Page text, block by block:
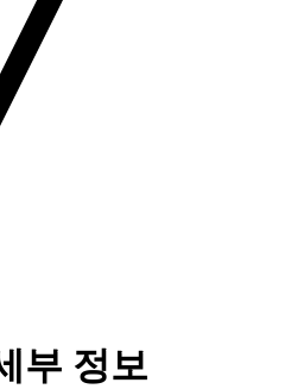
부 정보